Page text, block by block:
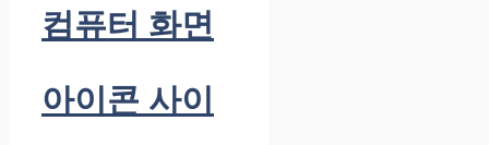
컴퓨터 화면
아이콘 사이